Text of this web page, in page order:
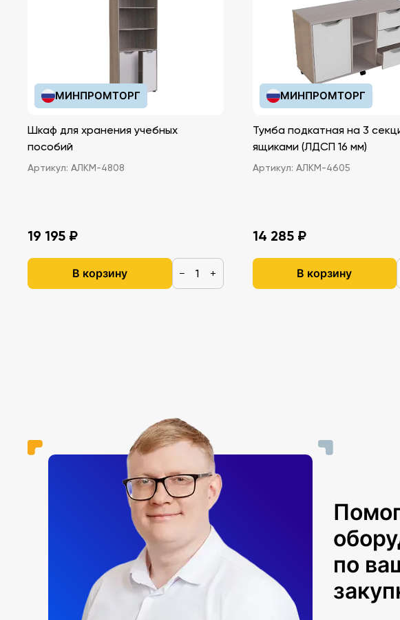
МИНПРОМТОРГ
Шкаф для хранения учебных
пособий
Артикул: АЛКМ-4808
19 195 ₽
В корзину − +
МИНПРОМТОРГ
Тумба подкатная на 3
ящиками (ЛДСП 16 мм)
Артикул: АЛКМ-4605
14 285 ₽
В корзину
по